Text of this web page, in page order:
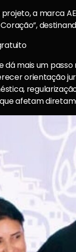
a marca
dá mais um
orientação
afetam